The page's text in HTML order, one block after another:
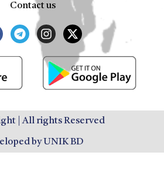
Contact us
| All rights Reserved
by UNIK BD